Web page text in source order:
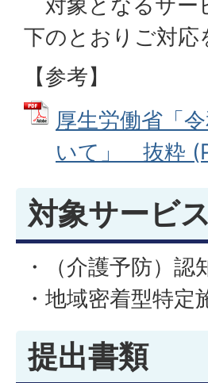
下のとおりご対
【参考】
厚生労働省「
いて」＿抜粋
対象サービス
・（介護予防）
・地域密着型特
提出書類